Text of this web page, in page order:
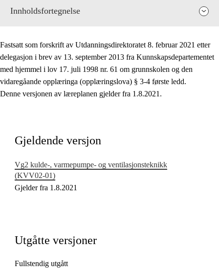
Innholdsfortegnelse
Fagenes relevans og sentrale verdier
Grunnleggende ferdigheter
Fastsatt som forskrift av Utdanningsdirektoratet 8. februar 2021 etter
delegasjon i brev av 13. september 2013 fra Kunnskapsdepartementet
med hjemmel i lov 17. juli 1998 nr. 61 om grunnskolen og den
vidaregåande opplæringa (opplæringslova) § 3-4 første ledd.
Denne versjonen av læreplanen gjelder fra 1.8.2021.
Gjeldende versjon
Vg2 kulde-, varmepumpe- og ventilasjonsteknikk
(KVV02‑01)
Gjelder fra 1.8.2021
Utgåtte versjoner
Fullstendig utgått